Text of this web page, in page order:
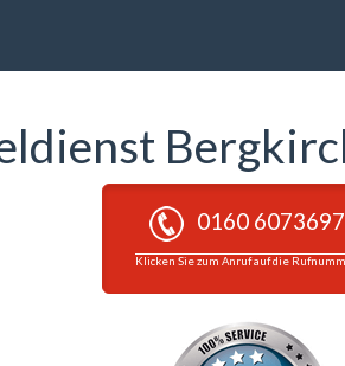
0160 6073697
Klicken Sie zum Anruf auf die